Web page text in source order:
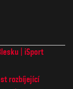
iSport
rozbíjející